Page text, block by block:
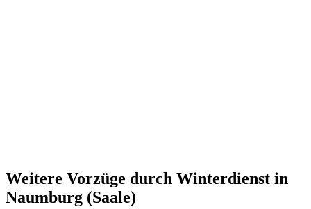
Weitere Vorzüge durch Winterdienst in
Naumburg (Saale)